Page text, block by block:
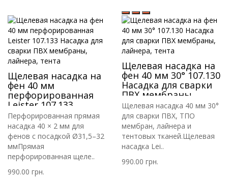
Щелевая насадка на
фен 40 мм
перфорированная
Leister 107.133
Насадка для сварки
ПВХ мембраны,
лайнера, тента
Перфорированная прямая
насадка 40 × 2 мм для
фенов с посадкой Ø31,5–32
ммПрямая
перфорированная щеле..
990.00 грн.
Щелевая насадка на
фен 40 мм 30° 107.130
Насадка для сварки
ПВХ мембраны,
лайнера, тента
Щелевая насадка 40 мм 30°
для сварки ПВХ, ТПО
мембран, лайнера и
тентовых тканей.Щелевая
насадка Lei..
990.00 грн.